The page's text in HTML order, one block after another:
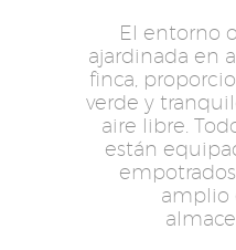
El entorno
ajardinada en
finca,
verde y
aire libre.
están
amplio